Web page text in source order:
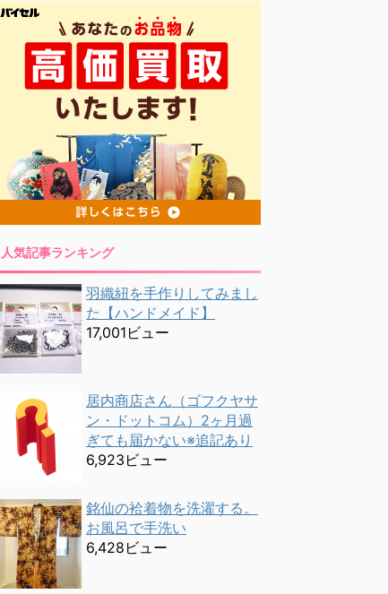
人気記事ランキング
羽織紐を手作りしてみまし
た【ハンドメイド】
17,001ビュー
居内商店さん（ゴフクヤサ
ン・ドットコム）2ヶ月過
ぎても届かない※追記あり
6,923ビュー
銘仙の袷着物を洗濯する。
お風呂で手洗い
6,428ビュー